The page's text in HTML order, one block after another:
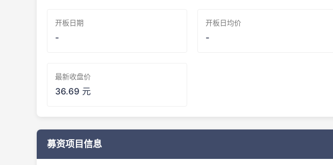
开板日期
-
开板日均价
-
最新收盘价
36.69 元
募资项目信息